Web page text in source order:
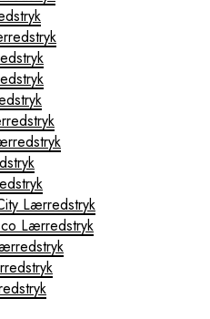
Lærredstryk
Lærredstryk